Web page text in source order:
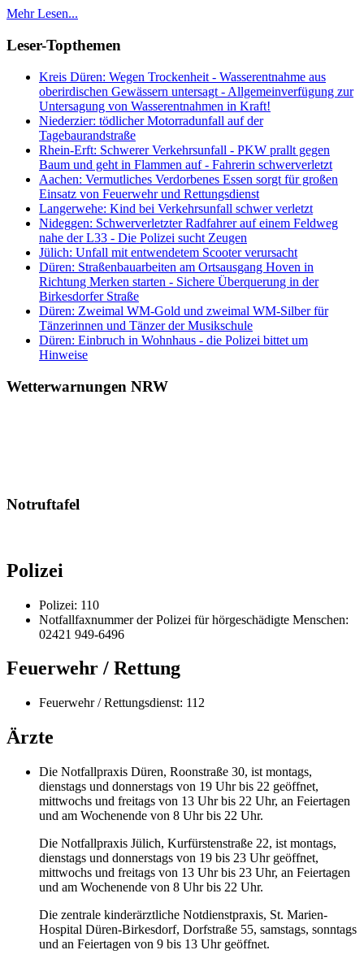
Mehr Lesen...
Leser-Topthemen
Kreis Düren: Wegen Trockenheit - Wasserentnahme aus
oberirdischen Gewässern untersagt - Allgemeinverfügung zur
Untersagung von Wasserentnahmen in Kraft!
Niederzier: tödlicher Motorradunfall auf der
Tagebaurandstraße
Rhein-Erft: Schwerer Verkehrsunfall - PKW prallt gegen
Baum und geht in Flammen auf - Fahrerin schwerverletzt
Aachen: Vermutliches Verdorbenes Essen sorgt für großen
Einsatz von Feuerwehr und Rettungsdienst
Langerwehe: Kind bei Verkehrsunfall schwer verletzt
Nideggen: Schwerverletzter Radfahrer auf einem Feldweg
nahe der L33 - Die Polizei sucht Zeugen
Jülich: Unfall mit entwendetem Scooter verursacht
Düren: Straßenbauarbeiten am Ortsausgang Hoven in
Richtung Merken starten - Sichere Überquerung in der
Birkesdorfer Straße
Düren: Zweimal WM-Gold und zweimal WM-Silber für
Tänzerinnen und Tänzer der Musikschule
Düren: Einbruch in Wohnhaus - die Polizei bittet um
Hinweise
Wetterwarnungen NRW
Notruftafel
Polizei
Polizei: 110
Notfallfaxnummer der Polizei für hörgeschädigte Menschen:
02421 949-6496
Feuerwehr / Rettung
Feuerwehr / Rettungsdienst: 112
Ärzte
Die Notfallpraxis Düren, Roonstraße 30, ist montags,
dienstags und donnerstags von 19 Uhr bis 22 geöffnet,
mittwochs und freitags von 13 Uhr bis 22 Uhr, an Feiertagen
und am Wochenende von 8 Uhr bis 22 Uhr.
Die Notfallpraxis Jülich, Kurfürstenstraße 22, ist montags,
dienstags und donnerstags von 19 bis 23 Uhr geöffnet,
mittwochs und freitags von 13 Uhr bis 23 Uhr, an Feiertagen
und am Wochenende von 8 Uhr bis 22 Uhr.
Die zentrale kinderärztliche Notdienstpraxis, St. Marien-
Hospital Düren-Birkesdorf, Dorfstraße 55, samstags, sonntags
und an Feiertagen von 9 bis 13 Uhr geöffnet.